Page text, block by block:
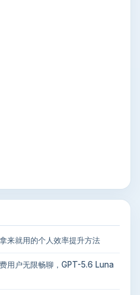
来就用的个人效率提升方法
用户无限畅聊，GPT-5.6 Luna